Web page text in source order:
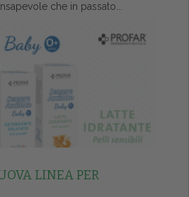
che in passato...
LINEA PER